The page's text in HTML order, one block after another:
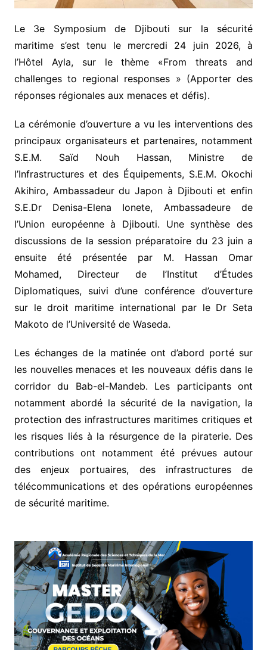
Le 3e Symposium de Djibouti sur la sécurité
maritime s’est tenu le mercredi 24 juin 2026, à
l’Hôtel Ayla, sur le thème «From threats and
challenges to regional responses » (Apporter des
réponses régionales aux menaces et défis).
La cérémonie d’ouverture a vu les interventions des
principaux organisateurs et partenaires, notamment
S.E.M. Saïd Nouh Hassan, Ministre de
l’Infrastructures et des Équipements, S.E.M. Okochi
Akihiro, Ambassadeur du Japon à Djibouti et enfin
S.E.Dr Denisa-Elena Ionete, Ambassadeure de
l’Union européenne à Djibouti. Une synthèse des
discussions de la session préparatoire du 23 juin a
ensuite été présentée par M. Hassan Omar
Mohamed, Directeur de l’Institut d’Études
Diplomatiques, suivi d’une conférence d’ouverture
sur le droit maritime international par le Dr Seta
Makoto de l’Université de Waseda.
Les échanges de la matinée ont d’abord porté sur
les nouvelles menaces et les nouveaux défis dans le
corridor du Bab-el-Mandeb. Les participants ont
notamment abordé la sécurité de la navigation, la
protection des infrastructures maritimes critiques et
les risques liés à la résurgence de la piraterie. Des
contributions ont notamment été prévues autour
des enjeux portuaires, des infrastructures de
télécommunications et des opérations européennes
de sécurité maritime.